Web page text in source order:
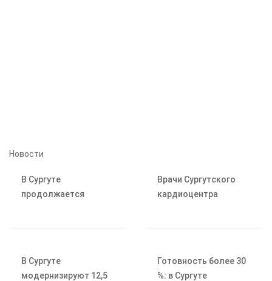
Новости
В Сургуте
продолжается
Врачи Сургутского
кардиоцентра
В Сургуте
модернизируют 12,5
Готовность более 30
%: в Сургуте